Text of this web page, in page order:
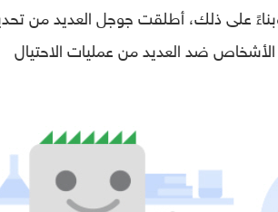
وبناءً على ذلك، أطلقت جوجل العديد من
إلى تقليل نتائج الاحتيال بنسبة 40٪ وحماية الأشخاص ضد العديد من عمليات الاحتيال